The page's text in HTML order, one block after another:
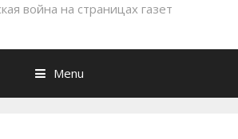
война на страницах газет
Menu